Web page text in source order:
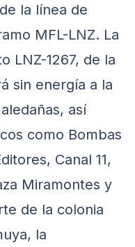
la línea de
MFL-LNZ. La
LNZ-1267, de la
sin energía a la
así
como Bombas
Canal 11,
Miramontes y
de la colonia
la